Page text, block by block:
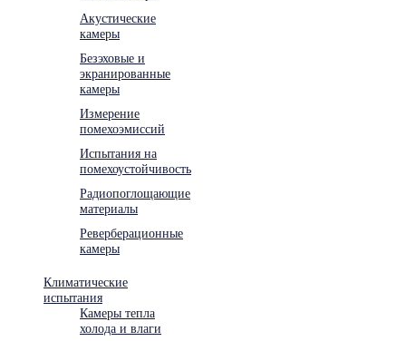
Акустические
камеры
Безэховые и
экранированные
камеры
Измерение
помехоэмиссий
Испытания на
помехоустойчивость
Радиопоглощающие
материалы
Реверберационные
камеры
Климатические
испытания
Камеры тепла
холода и влаги